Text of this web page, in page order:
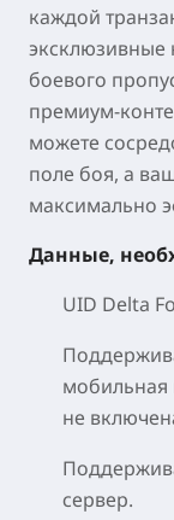
каждой
боевого
премиум-
можете
поле боя, а
максимально
Данные,
UID Delta
мобильная
не
сервер.